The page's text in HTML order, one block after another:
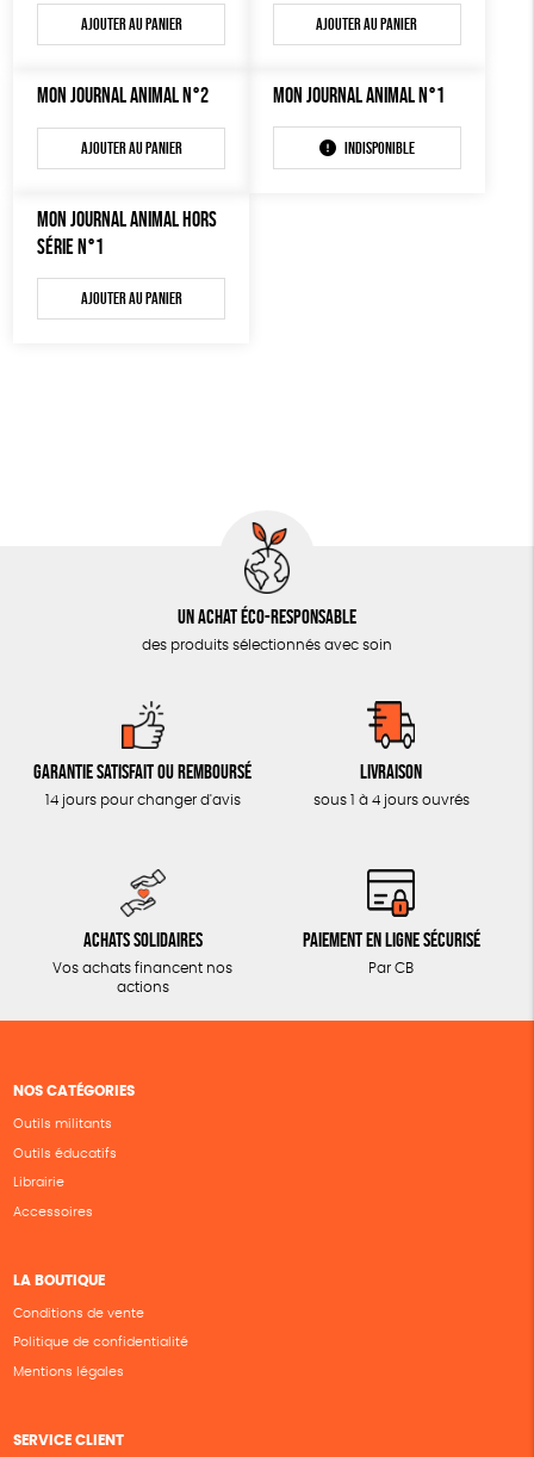
POSTERS ÉDUCATIFS
BD / ILLUSTRÉS
ACCESSOIRES
BADGES
Ajouter au panier Ajouter au panier
MON JOURNAL ANIMAL N°2
Ajouter au panier
MON JOURNAL ANIMAL N°1
Indisponible
MON JOURNAL ANIMAL HORS
SÉRIE N°1
Ajouter au panier
Un achat éco-responsable
des produits sélectionnés avec soin
Garantie satisfait ou remboursé
14 jours pour changer d'avis
Livraison
sous 1 à 4 jours ouvrés
Achats solidaires
Vos achats financent nos
actions
Paiement en ligne sécurisé
Par CB
NOS CATÉGORIES
Outils militants
Outils éducatifs
Librairie
Accessoires
LA BOUTIQUE
Conditions de vente
Politique de confidentialité
Mentions légales
SERVICE CLIENT